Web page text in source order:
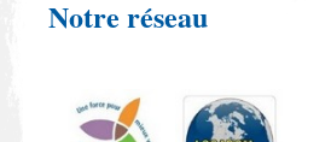
Notre réseau